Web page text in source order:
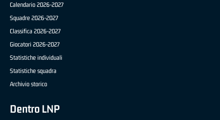
Calendario 2026-2027
Squadre 2026-2027
Classifica 2026-2027
Giocatori 2026-2027
Statistiche individuali
Statistiche squadra
Archivio storico
Dentro LNP